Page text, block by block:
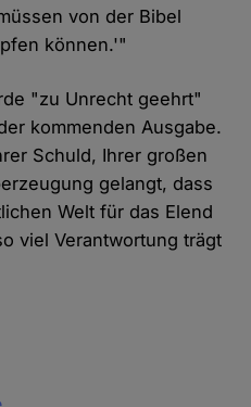
von der Bibel
können.'"
"zu Unrecht geehrt"
kommenden Ausgabe.
Schuld, Ihrer großen
gelangt, dass
Welt für das Elend
viel Verantwortung trägt